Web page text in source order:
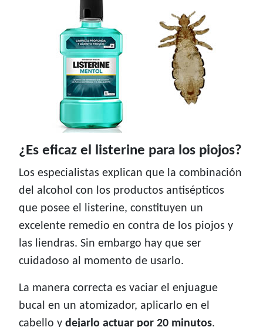
¿Es eficaz el listerine para los piojos?
Los especialistas explican que la combinación
del alcohol con los productos antisépticos
que posee el listerine, constituyen un
excelente remedio en contra de los piojos y
las liendras. Sin embargo hay que ser
cuidadoso al momento de usarlo.
La manera correcta es vaciar el enjuague
bucal en un atomizador, aplicarlo en el
cabello y dejarlo actuar por 20 minutos.